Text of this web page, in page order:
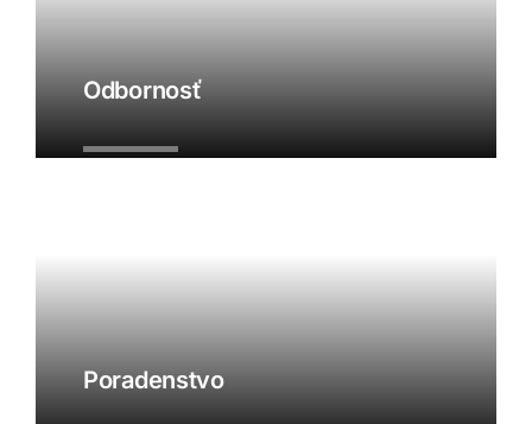
Odbornosť
Poradenstvo